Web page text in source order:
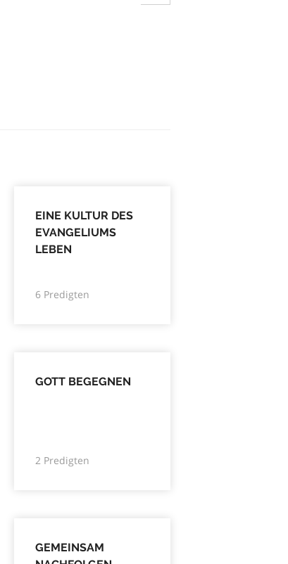
EINE KULTUR DES
EVANGELIUMS
LEBEN
6 Predigten
GOTT BEGEGNEN
2 Predigten
GEMEINSAM